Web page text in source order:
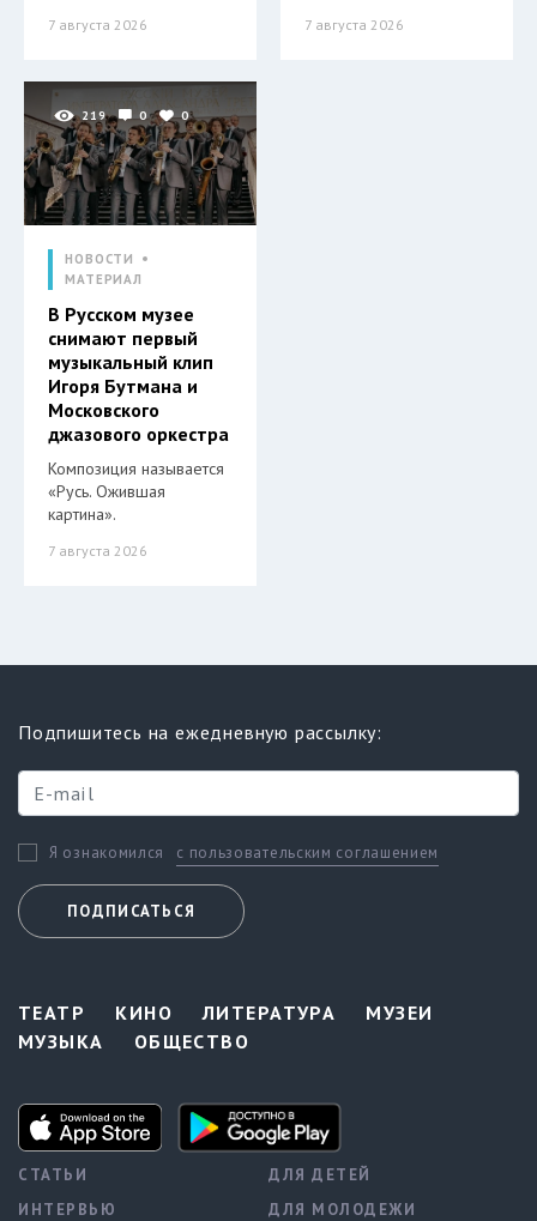
7 августа 2026 7 августа 2026
219 0 0
НОВОСТИ
МАТЕРИАЛ
В Русском музее
снимают первый
музыкальный клип
Игоря Бутмана и
Московского
джазового оркестра
Композиция называется
«Русь. Ожившая
картина».
7 августа 2026
Подпишитесь на ежедневную рассылку:
Я ознакомился с пользовательским соглашением
ПОДПИСАТЬСЯ
ТЕАТР КИНО ЛИТЕРАТУРА
МУЗЕИ
МУЗЫКА
ОБЩЕСТВО
СТАТЬИ
ИНТЕРВЬЮ
ДЛЯ ДЕТЕЙ
ДЛЯ МОЛОДЕЖИ